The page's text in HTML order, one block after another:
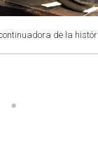
de la